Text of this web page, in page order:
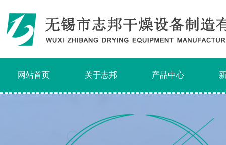
网站首页 关于志邦 产品中心